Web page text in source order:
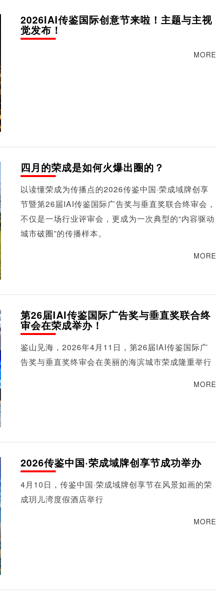
2026IAI传鉴国际创意节来啦！主题与主视
觉发布！
MORE
四月的荣成是如何火爆出圈的？
以读懂荣成为传播点的2026传鉴中国·荣成域牌创享
节暨第26届IAI传鉴国际广告奖与垂直奖联合终审会，
不仅是一场行业评审会，更成为一次典型的“内容驱动
城市破圈”的传播样本。
MORE
第26届IAI传鉴国际广告奖与垂直奖联合终
审会在荣成举办！
鉴山见海，2026年4月11日，第26届IAI传鉴国际广
告奖与垂直奖终审会在美丽的海滨城市荣成隆重举行
MORE
2026传鉴中国·荣成域牌创享节成功举办
4月10日，传鉴中国·荣成域牌创享节在风景如画的荣
成玥儿湾度假酒店举行
MORE